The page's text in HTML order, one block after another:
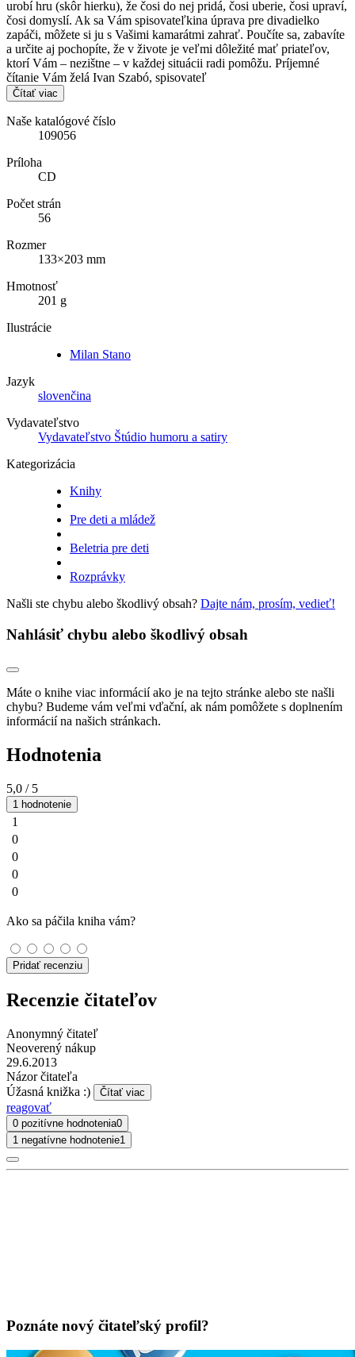
urobí hru (skôr hierku), že čosi do nej pridá, čosi uberie, čosi upraví,
čosi domyslí. Ak sa Vám spisovateľkina úprava pre divadielko
zapáči, môžete si ju s Vašimi kamarátmi zahrať. Poučíte sa, zabavíte
a určite aj pochopíte, že v živote je veľmi dôležité mať priateľov,
ktorí Vám – nezištne – v každej situácii radi pomôžu. Príjemné
čítanie Vám želá Ivan Szabó, spisovateľ
Čítať viac
Naše katalógové číslo
109056
Príloha
CD
Počet strán
56
Rozmer
133×203 mm
Hmotnosť
201 g
Ilustrácie
Milan Stano
Jazyk
slovenčina
Vydavateľstvo
Vydavateľstvo Štúdio humoru a satiry
Kategorizácia
Knihy
Pre deti a mládež
Beletria pre deti
Rozprávky
Našli ste chybu alebo škodlivý obsah? Dajte nám, prosím, vedieť!
Nahlásiť chybu alebo škodlivý obsah
Máte o knihe viac informácií ako je na tejto stránke alebo ste našli
chybu? Budeme vám veľmi vďační, ak nám pomôžete s doplnením
informácií na našich stránkach.
Hodnotenia
5,0 / 5
1 hodnotenie
1
0
0
0
0
Ako sa páčila kniha vám?
Pridať recenziu
Recenzie čitateľov
Anonymný čitateľ
Neoverený nákup
29.6.2013
Názor čitateľa
Úžasná knižka :)
Čítať viac
reagovať
0 pozitívne hodnotenia0
1 negatívne hodnotenie1
Poznáte nový čitateľský profil?